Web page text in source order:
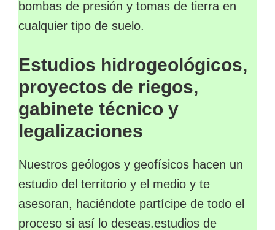
bombas de presión y tomas de tierra en
cualquier tipo de suelo.
Estudios hidrogeológicos,
proyectos de riegos,
gabinete técnico y
legalizaciones
Nuestros geólogos y geofísicos hacen un
estudio del territorio y el medio y te
asesoran, haciéndote partícipe de todo el
proceso si así lo deseas.estudios de